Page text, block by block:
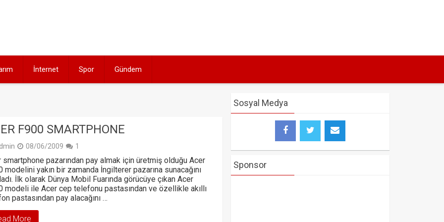
İnternet Spor Gündem
F900 SMARTPHONE
08/06/2009 1
smartphone pazarından pay almak için üretmiş olduğu Acer
modelini yakın bir zamanda İngilterer pazarına sunacağını
İlk olarak Dünya Mobil Fuarında görücüye çıkan Acer
modeli ile Acer cep telefonu pastasından ve özellikle akıllı
pastasından pay alacağını …
More
Sosyal Medya
Sponsor